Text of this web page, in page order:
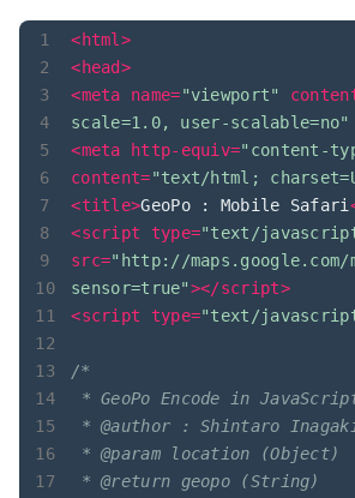
<html>
<head>
<meta name="viewport"
scale=1.0, user-scalable=no"
<meta http-equiv="content-
content="text/html;
<title>GeoPo : Mobile Safari
<script type="text/
src="http://maps.google.com/
sensor=true"></script>
<script type="text/
/*